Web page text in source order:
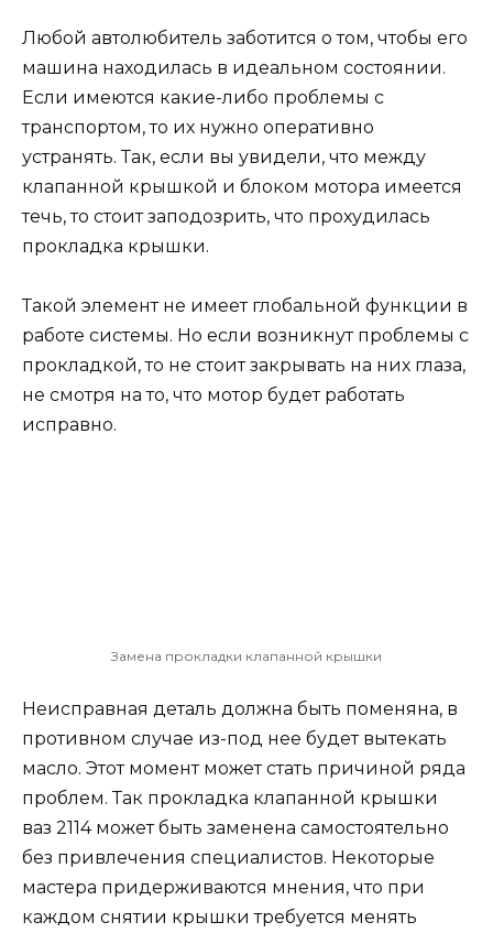
Любой автолюбитель заботится о том, чтобы его
машина находилась в идеальном состоянии.
Если имеются какие-либо проблемы с
транспортом, то их нужно оперативно
устранять. Так, если вы увидели, что между
клапанной крышкой и блоком мотора имеется
течь, то стоит заподозрить, что прохудилась
прокладка крышки.
Такой элемент не имеет глобальной функции в
работе системы. Но если возникнут проблемы с
прокладкой, то не стоит закрывать на них глаза,
не смотря на то, что мотор будет работать
исправно.
Замена прокладки клапанной крышки
Неисправная деталь должна быть поменяна, в
противном случае из-под нее будет вытекать
масло. Этот момент может стать причиной ряда
проблем. Так прокладка клапанной крышки
ваз 2114 может быть заменена самостоятельно
без привлечения специалистов. Некоторые
мастера придерживаются мнения, что при
каждом снятии крышки требуется менять